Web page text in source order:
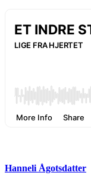
Hanneli Ågotsdatter